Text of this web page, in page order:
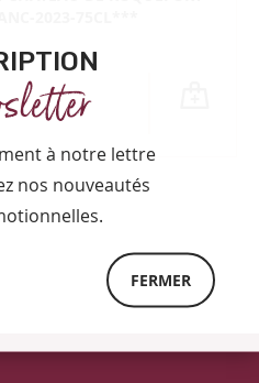
à notre lettre
nos nouveautés
FERMER